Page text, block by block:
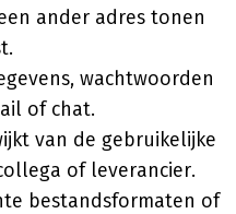
ander adres tonen
wachtwoorden
of chat.
van de gebruikelijke
of leverancier.
bestandsformaten of